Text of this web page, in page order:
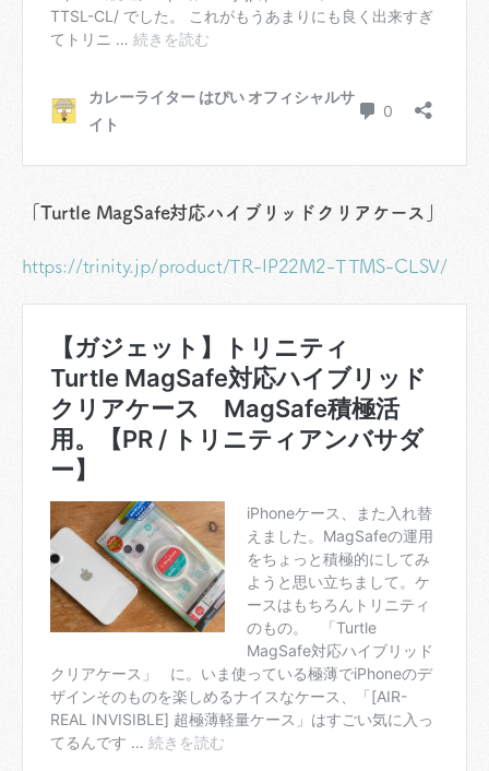
「Turtle MagSafe対応ハイブリッドクリアケース」
https://trinity.jp/product/TR-IP22M2-TTMS-CLSV/